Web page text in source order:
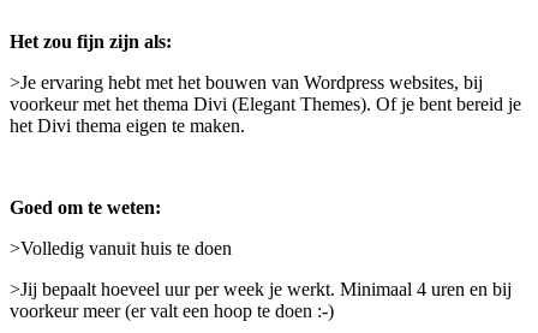
Het zou fijn zijn als:
>Je ervaring hebt met het bouwen van Wordpress websites, bij
voorkeur met het thema Divi (Elegant Themes). Of je bent bereid je
het Divi thema eigen te maken.
Goed om te weten:
>Volledig vanuit huis te doen
>Jij bepaalt hoeveel uur per week je werkt. Minimaal 4 uren en bij
voorkeur meer (er valt een hoop te doen :-)